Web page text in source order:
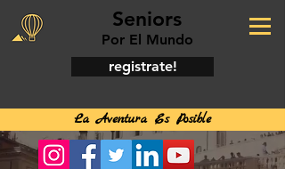
Seniors
Por El Mundo
registrate!
La Aventura Es Posible